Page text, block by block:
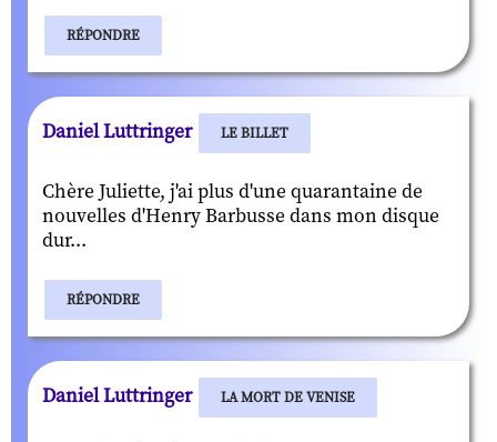
RÉPONDRE
Daniel Luttringer LE BILLET
Chère Juliette, j'ai plus d'une quarantaine de
nouvelles d'Henry Barbusse dans mon disque
dur...
RÉPONDRE
Daniel Luttringer LA MORT DE VENISE